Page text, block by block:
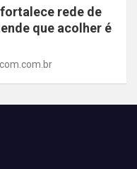
rede de
que acolher é